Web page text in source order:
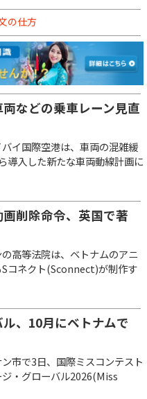
の仕方
などの乗車レーン見直
イ国際空港は、車両の混雑緩
導入した新たな車両動線計画に
削除命令、英国で著
高等法院は、ベトナムのアニ
Sコネクト(Sconnect)が制作す
、10月にベトナムで
市で3日、国際ミスコンテスト
ジ・グローバル2026(Miss